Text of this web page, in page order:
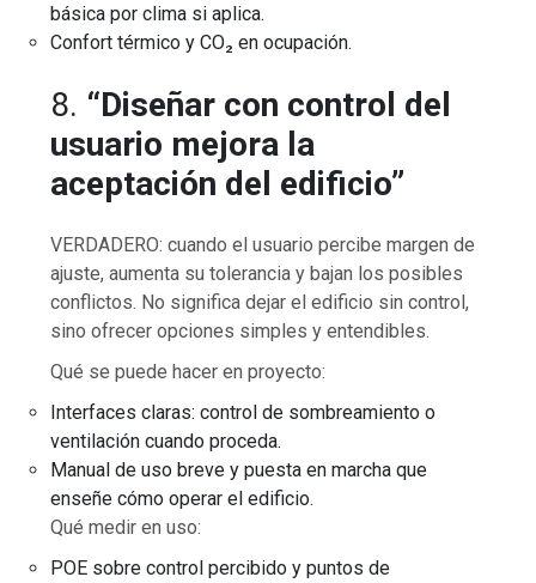
básica por clima si aplica.
Confort térmico y CO₂ en ocupación.
8. “Diseñar con control del
usuario mejora la
aceptación del edificio”
VERDADERO: cuando el usuario percibe margen de
ajuste, aumenta su tolerancia y bajan los posibles
conflictos. No significa dejar el edificio sin control,
sino ofrecer opciones simples y entendibles.
Qué se puede hacer en proyecto:
Interfaces claras: control de sombreamiento o
ventilación cuando proceda.
Manual de uso breve y puesta en marcha que
enseñe cómo operar el edificio.
Qué medir en uso:
POE sobre control percibido y puntos de